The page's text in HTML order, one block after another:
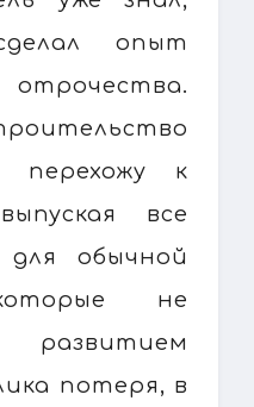
опыт
перехожу к
все
обычной
не
потеря, в